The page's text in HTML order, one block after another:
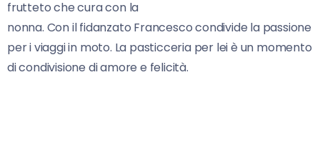
frutteto che cura con la
nonna. Con il fidanzato Francesco condivide la passione
per i viaggi in moto. La pasticceria per lei è un momento
di condivisione di amore e felicità.